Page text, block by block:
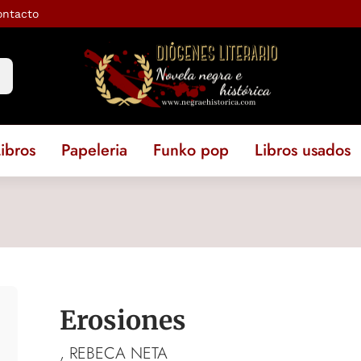
Papeleria Funko pop Libros usados
Erosiones
, REBECA NETA